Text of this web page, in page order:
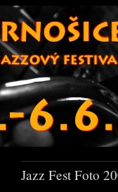
Jazz Fest Foto